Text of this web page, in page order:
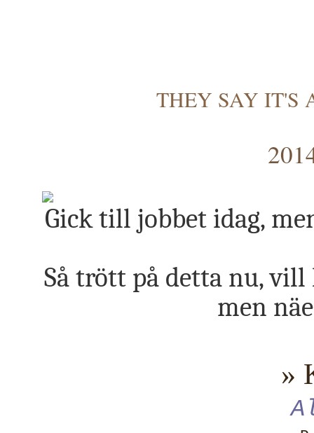
THEY SAY IT'S
Gick till jobbet idag,
Så trött på detta nu,
men
»